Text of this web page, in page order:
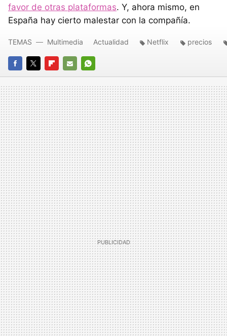
favor de otras plataformas. Y, ahora mismo, en
España hay cierto malestar con la compañía.
FACEBOOK
TWITTERFLIPBOARD
E-
MAIL
WHATSAPP
TEMAS Multimedia Actualidad Netflix precios